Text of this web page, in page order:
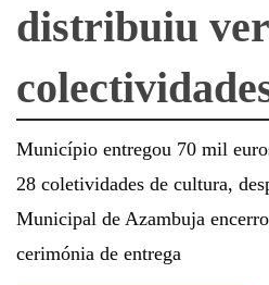
distribuiu
Município entregou 70 mil
28 coletividades de cultura,
Municipal de Azambuja
cerimónia de entrega